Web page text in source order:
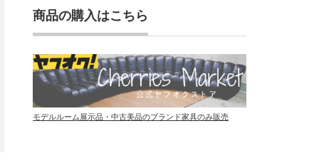
商品の購入はこちら
モデルルーム展示品・中古美品のブランド家具のみ販売